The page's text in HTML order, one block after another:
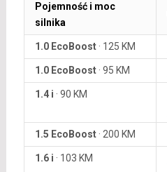
Pojemność i moc
silnika
1.0 EcoBoost· 125 KM
1.0 EcoBoost· 95 KM
1.4 i · 90 KM
1.5 EcoBoost· 200 KM
1.6 i · 103 KM